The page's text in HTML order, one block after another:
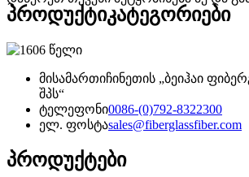
პროდუქტიკატეგორიები
მისამართიჩინეთის „ბეიჰაი
შპს“
ტელეფონი0086-(0)792-8322300
ელ. ფოსტაsales@fiberglassfiber.com
პროდუქტები